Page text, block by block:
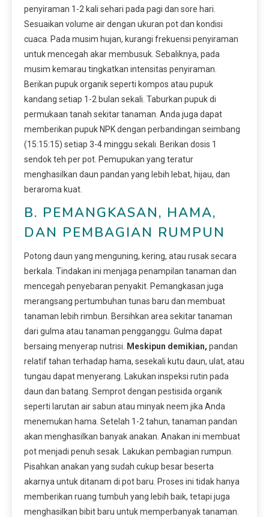
penyiraman 1-2 kali sehari pada pagi dan sore hari.
Sesuaikan volume air dengan ukuran pot dan kondisi
cuaca. Pada musim hujan, kurangi frekuensi penyiraman
untuk mencegah akar membusuk. Sebaliknya, pada
musim kemarau tingkatkan intensitas penyiraman.
Berikan pupuk organik seperti kompos atau pupuk
kandang setiap 1-2 bulan sekali. Taburkan pupuk di
permukaan tanah sekitar tanaman. Anda juga dapat
memberikan pupuk NPK dengan perbandingan seimbang
(15:15:15) setiap 3-4 minggu sekali. Berikan dosis 1
sendok teh per pot. Pemupukan yang teratur
menghasilkan daun pandan yang lebih lebat, hijau, dan
beraroma kuat.
B. PEMANGKASAN, HAMA,
DAN PEMBAGIAN RUMPUN
Potong daun yang menguning, kering, atau rusak secara
berkala. Tindakan ini menjaga penampilan tanaman dan
mencegah penyebaran penyakit. Pemangkasan juga
merangsang pertumbuhan tunas baru dan membuat
tanaman lebih rimbun. Bersihkan area sekitar tanaman
dari gulma atau tanaman pengganggu. Gulma dapat
bersaing menyerap nutrisi.
Meskipun demikian, pandan
relatif tahan terhadap hama, sesekali kutu daun, ulat, atau
tungau dapat menyerang. Lakukan inspeksi rutin pada
daun dan batang. Semprot dengan pestisida organik
seperti larutan air sabun atau minyak neem jika Anda
menemukan hama. Setelah 1-2 tahun, tanaman pandan
akan menghasilkan banyak anakan. Anakan ini membuat
pot menjadi penuh sesak. Lakukan pembagian rumpun.
Pisahkan anakan yang sudah cukup besar beserta
akarnya untuk ditanam di pot baru. Proses ini tidak hanya
memberikan ruang tumbuh yang lebih baik, tetapi juga
menghasilkan bibit baru untuk memperbanyak tanaman.